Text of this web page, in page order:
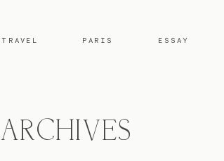
TRAVEL PARIS ESSAY
ARCHIVES